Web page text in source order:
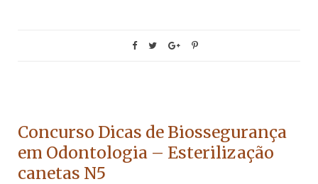
Concurso Dicas de Biossegurança
em Odontologia – Esterilização
canetas N5